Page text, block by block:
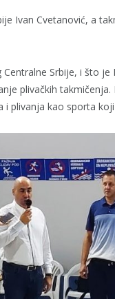
Ivan Cvetanović, a
Srbije, i što je
plivačkih
plivanja kao sporta